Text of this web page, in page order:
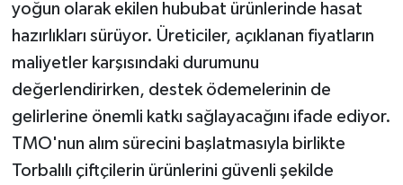
yoğun olarak ekilen hububat ürünlerinde hasat
hazırlıkları sürüyor. Üreticiler, açıklanan fiyatların
maliyetler karşısındaki durumunu
değerlendirirken, destek ödemelerinin de
gelirlerine önemli katkı sağlayacağını ifade ediyor.
TMO'nun alım sürecini başlatmasıyla birlikte
Torbalılı çiftçilerin ürünlerini güvenli şekilde